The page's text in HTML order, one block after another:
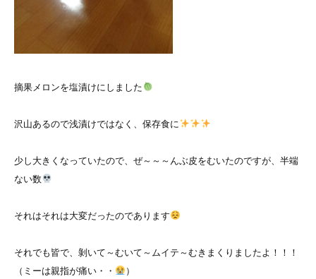
摘果メロンを塩漬けにしました
沢山あるので浅漬けではなく、保存食に
少し大きくなっていたので、ぜ～～～んぶ皮をむいたのですが、半端
ない数
それはそれは大変だったのであります
それでも皆で、剝いて～むいて～ムイテ～むきまくりましたよ！！！
（ミーは親指が痛い・・
）